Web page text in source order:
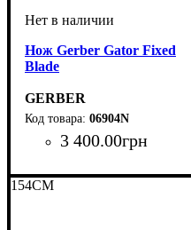
Нож Gerber Gator Fixed
Blade
GERBER
06904N
3 400.00грн
154CM